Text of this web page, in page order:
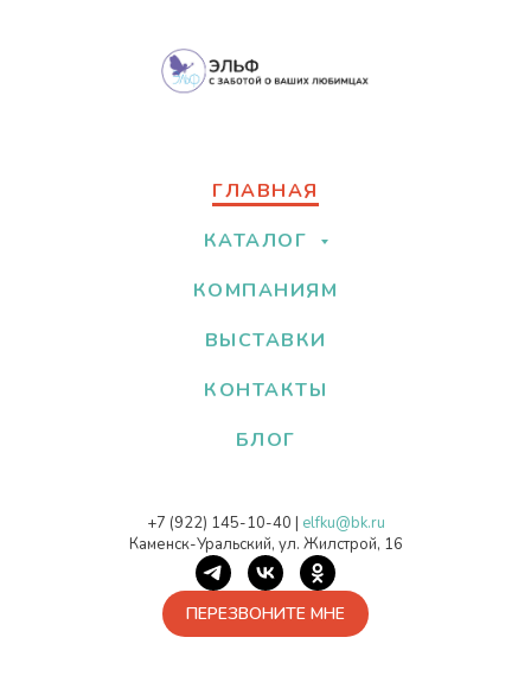
ГЛАВНАЯ
КАТАЛОГ
КОМПАНИЯМ
ВЫСТАВКИ
КОНТАКТЫ
БЛОГ
+7 (922) 145-10-40 | elfku@bk.ru
Каменск-Уральский, ул. Жилстрой, 16
ПЕРЕЗВОНИТЕ МНЕ